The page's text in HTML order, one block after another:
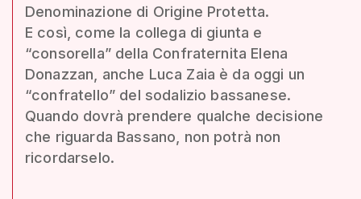
Denominazione di Origine Protetta.
E così, come la collega di giunta e
“consorella” della Confraternita Elena
Donazzan, anche Luca Zaia è da oggi un
“confratello” del sodalizio bassanese.
Quando dovrà prendere qualche decisione
che riguarda Bassano, non potrà non
ricordarselo.